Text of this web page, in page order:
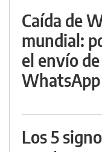
Caída de
mundial:
el envío
Los 5